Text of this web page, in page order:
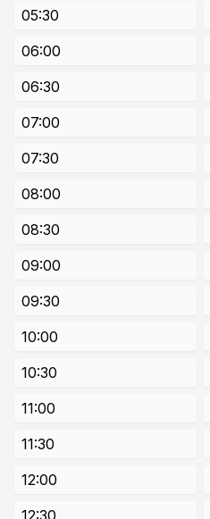
05:30
06:00
06:30
07:00
07:30
08:00
08:30
09:00
09:30
10:00
10:30
11:00
11:30
12:00
12:30